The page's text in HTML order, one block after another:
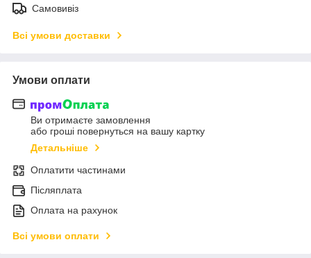
Самовивіз
Всі умови доставки
Умови оплати
Ви отримаєте замовлення
або гроші повернуться на вашу картку
Детальніше
Оплатити частинами
Післяплата
Оплата на рахунок
Всі умови оплати